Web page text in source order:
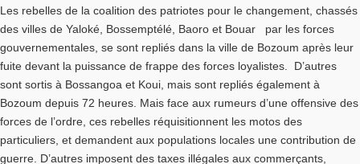
Les rebelles de la coalition des patriotes pour le changement, chassés
des villes de Yaloké, Bossemptélé, Baoro et Bouar par les forces
gouvernementales, se sont repliés dans la ville de Bozoum après leur
fuite devant la puissance de frappe des forces loyalistes. D’autres
sont sortis à Bossangoa et Koui, mais sont repliés également à
Bozoum depuis 72 heures. Mais face aux rumeurs d’une offensive des
forces de l’ordre, ces rebelles réquisitionnent les motos des
particuliers, et demandent aux populations locales une contribution de
guerre. D’autres imposent des taxes illégales aux commerçants,